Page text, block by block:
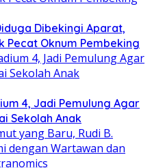
Dibekingi Aparat,
Pecat Oknum Pembeking
4, Jadi Pemulung Agar
Sekolah Anak